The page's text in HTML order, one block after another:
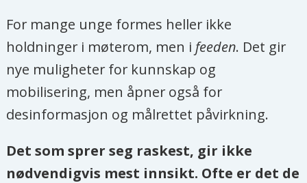
For mange unge formes heller ikke
holdninger i møterom, men i feeden. Det gir
nye muligheter for kunnskap og
mobilisering, men åpner også for
desinformasjon og målrettet påvirkning.
Det som sprer seg raskest, gir ikke
nødvendigvis mest innsikt. Ofte er det de